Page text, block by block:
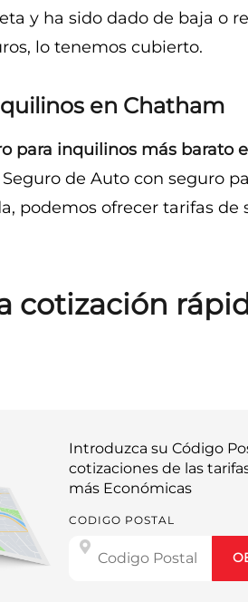
y ha sido dado de baja o
lo tenemos cubierto.
en Chatham
para inquilinos más barato
de Auto con seguro
podemos ofrecer tarifas de
cotización
Introduzca su Código
cotizaciones de las
más Económicas
CODIGO POSTAL